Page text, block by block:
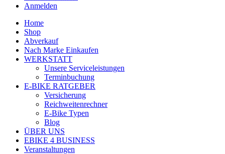
Anmelden
Home
Shop
Abverkauf
Nach Marke Einkaufen
WERKSTATT
Unsere Serviceleistungen
Terminbuchung
E-BIKE RATGEBER
Versicherung
Reichweitenrechner
E-Bike Typen
Blog
ÜBER UNS
EBIKE 4 BUSINESS
Veranstaltungen